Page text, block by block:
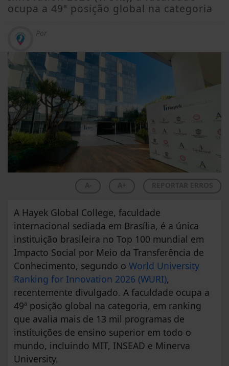
ocupa a 49ª posição global na categoria
Por
A Hayek Global College, faculdade
internacional sediada em Brasília, é a única
instituição brasileira no Top 100 mundial em
Impacto Social por Meio da Transferência de
Conhecimento, segundo o World University
Ranking for Innovation 2026 (WURI),
recentemente divulgado. A faculdade ocupa a
49ª posição global na categoria, em ranking
que avalia mais de 13 mil programas de
instituições de ensino superior em todo o
mundo, incluindo MIT, INSEAD e Minerva
University.